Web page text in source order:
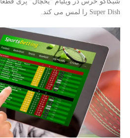
Super Dish را لمس می کند.